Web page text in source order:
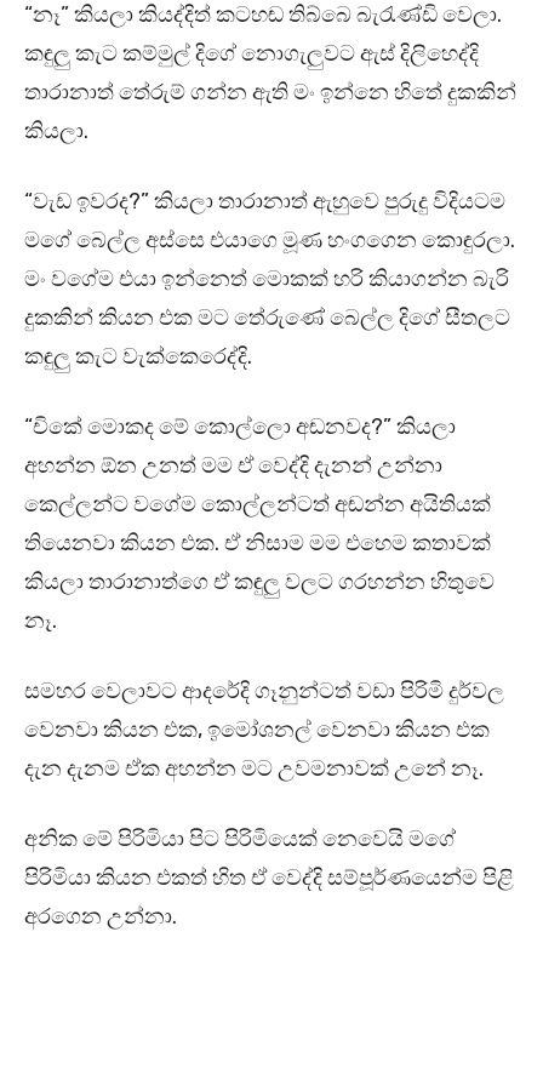
“නෑ” කියලා කියද්දිත් කටහඬ තිබ්බෙ බැරැණ්ඩි වෙලා.
කඳුලු කැට කම්මුල් දිගේ නොගැලුවට ඇස් දිලිහෙද්දි
තාරානාත් තේරුම් ගන්න ඇති මං ඉන්නෙ හිතේ දුකකින්
කියලා.
“වැඩ ඉවරද?” කියලා තාරානාත් ඇහුවෙ පුරුදු විදියටම
මගේ බෙල්ල අස්සෙ එයාගෙ මූණ හංගගෙන කොඳුරලා.
මං වගේම එයා ඉන්නෙත් මොකක් හරි කියාගන්න බැරි
දුකකින් කියන එක මට තේරුණේ බෙල්ල දිගේ සීතලට
කඳුලු කැට වැක්කෙරෙද්දි.
“චිකේ මොකද මේ කොල්ලො අඬනවද?” කියලා
අහන්න ඕන උනත් මම ඒ වෙද්දි දැනන් උන්නා
කෙල්ලන්ට වගේම කොල්ලන්ටත් අඬන්න අයිතියක්
තියෙනවා කියන එක. ඒ නිසාම මම එහෙම කතාවක්
කියලා තාරානාත්ගෙ ඒ කඳුලු වලට ගරහන්න හිතුවෙ
නෑ.
සමහර වෙලාවට ආදරේදි ගෑනුන්ටත් වඩා පිරිමි දුර්වල
වෙනවා කියන එක, ඉමෝශනල් වෙනවා කියන එක
දැන දැනම ඒක අහන්න මට උවමනාවක් උනේ නෑ.
අනික මේ පිරිමියා පිට පිරිමියෙක් නෙවෙයි මගේ
පිරිමියා කියන එකත් හිත ඒ වෙද්දි සම්පූර්ණයෙන්ම පිළි
අරගෙන උන්නා.